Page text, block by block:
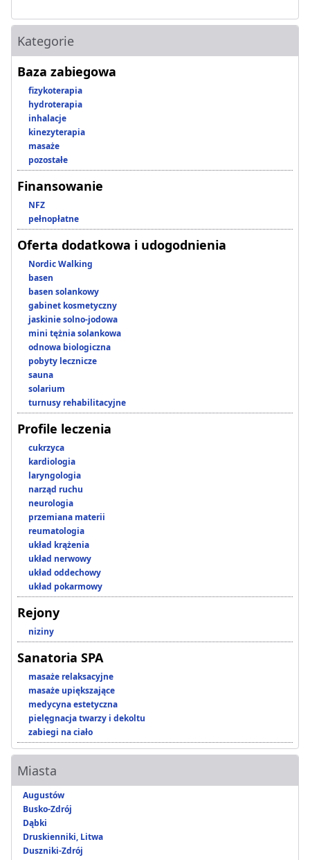
Kategorie
Baza zabiegowa
fizykoterapia
hydroterapia
inhalacje
kinezyterapia
masaże
pozostałe
Finansowanie
NFZ
pełnopłatne
Oferta dodatkowa i udogodnienia
Nordic Walking
basen
basen solankowy
gabinet kosmetyczny
jaskinie solno-jodowa
mini tężnia solankowa
odnowa biologiczna
pobyty lecznicze
sauna
solarium
turnusy rehabilitacyjne
Profile leczenia
cukrzyca
kardiologia
laryngologia
narząd ruchu
neurologia
przemiana materii
reumatologia
układ krążenia
układ nerwowy
układ oddechowy
układ pokarmowy
Rejony
niziny
Sanatoria SPA
masaże relaksacyjne
masaże upiększające
medycyna estetyczna
pielęgnacja twarzy i dekoltu
zabiegi na ciało
Miasta
Augustów
Busko-Zdrój
Dąbki
Druskienniki, Litwa
Duszniki-Zdrój